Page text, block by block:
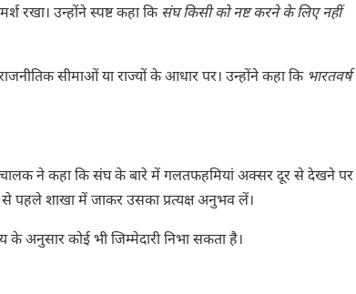
रखा। उन्होंने स्पष्ट कहा कि संघ किसी को नष्ट करने के लिए नहीं
सीमाओं या राज्यों के आधार पर। उन्होंने कहा कि भारतवर्ष
ने कहा कि संघ के बारे में गलतफहमियां अक्सर दूर से देखने पर
से पहले शाखा में जाकर उसका प्रत्यक्ष अनुभव लें।
कोई भी जिम्मेदारी निभा सकता है।